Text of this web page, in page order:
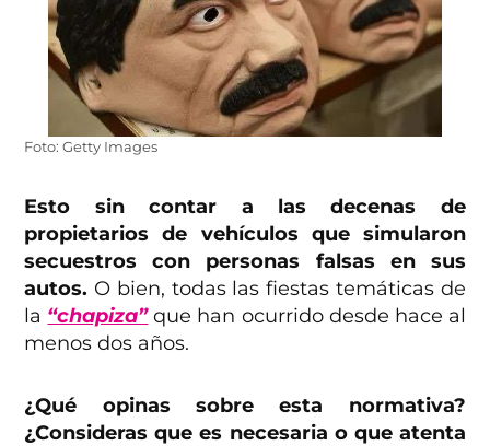
Foto: Getty Images
Esto sin contar a las decenas de
propietarios de vehículos que simularon
secuestros con personas falsas en sus
autos. O bien, todas las fiestas temáticas de
la “chapiza”que han ocurrido desde hace al
menos dos años.
¿Qué opinas sobre esta normativa?
¿Consideras que es necesaria o que atenta